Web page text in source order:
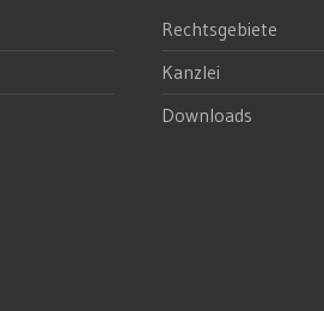
Rechtsgebiete
Kanzlei
Downloads